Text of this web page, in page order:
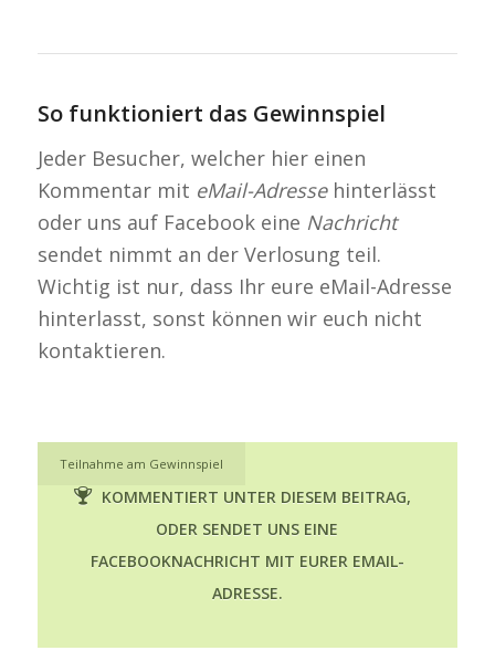
So funktioniert das Gewinnspiel
Jeder Besucher, welcher hier einen
Kommentar mit eMail-Adressehinterlässt
oder uns auf Facebook eine Nachricht
sendet nimmt an der Verlosung teil.
Wichtig ist nur, dass Ihr eure eMail-Adresse
hinterlasst, sonst können wir euch nicht
kontaktieren.
Teilnahme am Gewinnspiel
KOMMENTIERT UNTER DIESEM BEITRAG,
ODER SENDET UNS EINE
FACEBOOKNACHRICHT MIT EURER EMAIL-
ADRESSE.